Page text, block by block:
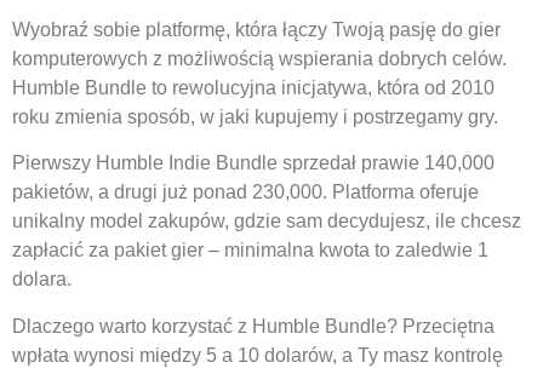
Wyobraź sobie platformę, która łączy Twoją pasję do gier
komputerowych z możliwością wspierania dobrych celów.
Humble Bundle to rewolucyjna inicjatywa, która od 2010
roku zmienia sposób, w jaki kupujemy i postrzegamy gry.
Pierwszy Humble Indie Bundle sprzedał prawie 140,000
pakietów, a drugi już ponad 230,000. Platforma oferuje
unikalny model zakupów, gdzie sam decydujesz, ile chcesz
zapłacić za pakiet gier – minimalna kwota to zaledwie 1
dolara.
Dlaczego warto korzystać z Humble Bundle? Przeciętna
wpłata wynosi między 5 a 10 dolarów, a Ty masz kontrolę